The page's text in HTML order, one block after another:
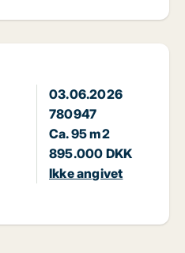
03.06.2026
780947
Ca. 95 m2
895.000 DKK
Ikke angivet